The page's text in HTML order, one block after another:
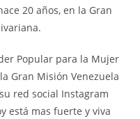
20 años, en la Gran
Popular para la Mujer
Gran Misión Venezuela
red social Instagram
está mas fuerte y viva